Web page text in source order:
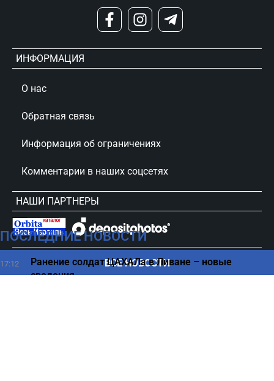
ПОСЛЕДНИЕ НОВОСТИ
17:12
Ранение солдат ЦАХАЛа в Ливане – новые
сведения
ВСЕ НОВОСТИ
ИНФОРМАЦИЯ
О нас
Обратная связь
Информация об ограничениях
Комментарии в наших соцсетях
НАШИ ПАРТНЕРЫ
сursorinfo.co.il © Все права защищены